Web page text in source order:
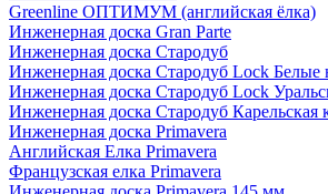
Greenline ОПТИМУМ (английская ёлка)
Инженерная доска Gran Parte
Инженерная доска Стародуб
Инженерная доска Стародуб Lock Белые
Инженерная доска Стародуб Lock
Инженерная доска Стародуб Карельская
Инженерная доска Primavera
Английская Елка Primavera
Французская елка Primavera